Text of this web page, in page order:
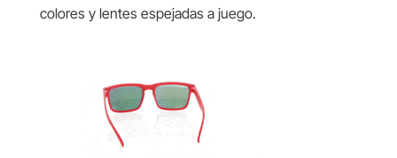
colores y lentes espejadas a juego.